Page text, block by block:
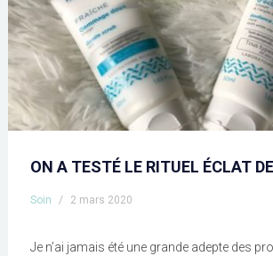
ON A TESTÉ LE RITUEL ÉCLAT
Soin / 2 mars 2020
Je n’ai jamais été une grande adepte des